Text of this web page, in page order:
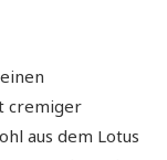
cremiger
aus dem Lotus